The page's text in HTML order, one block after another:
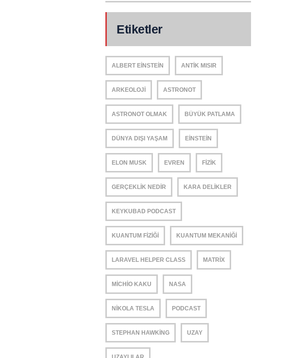
Etiketler
ALBERT EINSTEIN ANTIK MISIR
ARKEOLOJI ASTRONOT
ASTRONOT OLMAK BÜYÜK PATLAMA
DÜNYA DIŞI YAŞAM EINSTEIN
ELON MUSK EVREN FIZIK
GERÇEKLIK NEDIR KARA DELIKLER
KEYKUBAD PODCAST
KUANTUM FIZIĞI KUANTUM MEKANIĞI
LARAVEL HELPER CLASS MATRIX
MICHIO KAKU NASA
NIKOLA TESLA PODCAST
STEPHAN HAWKING UZAY